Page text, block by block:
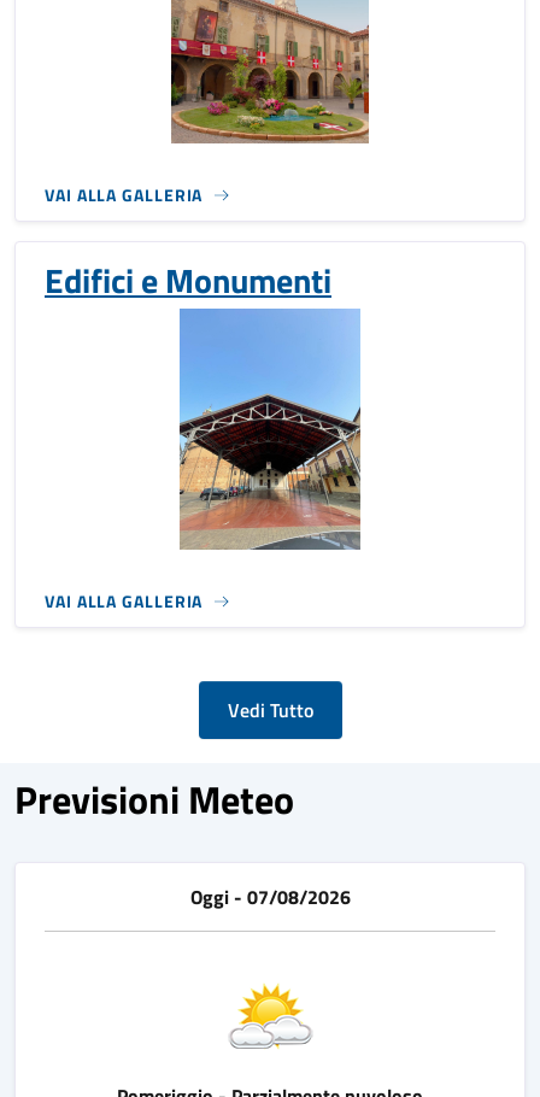
VAI ALLA GALLERIA
Edifici e Monumenti
VAI ALLA GALLERIA
Vedi Tutto
Previsioni Meteo
Oggi - 07/08/2026